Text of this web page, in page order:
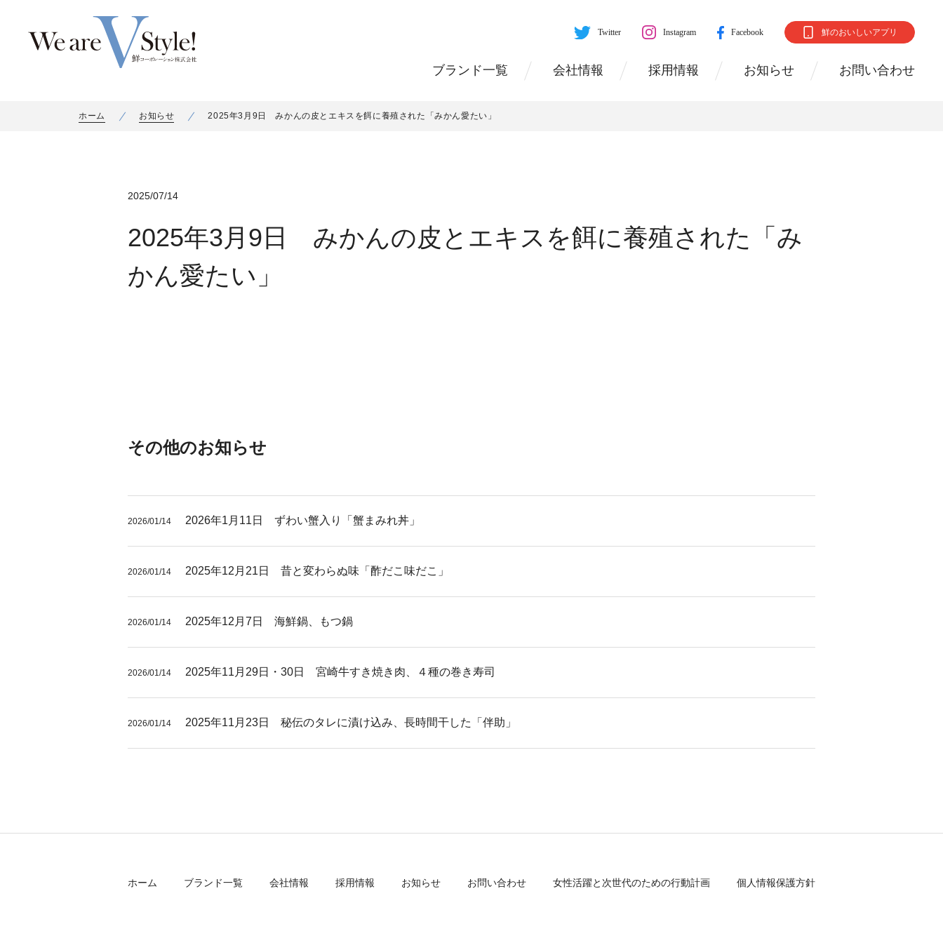
Twitter Instagram Facebook 鮮のおいしいアプリ
ブランド一覧 会社情報 採用情報 お知らせ お問い合わせ
ホーム お知らせ 2025年3月9日 みかんの皮とエキスを餌に養殖された「みかん愛たい」
2025/07/14
2025年3月9日 みかんの皮とエキスを餌に養殖された「み
かん愛たい」
その他のお知らせ
2026/01/14 2026年1月11日 ずわい蟹入り「蟹まみれ丼」
2026/01/14 2025年12月21日 昔と変わらぬ味「酢だこ味だこ」
2026/01/14 2025年12月7日 海鮮鍋、もつ鍋
2026/01/14 2025年11月29日・30日 宮崎牛すき焼き肉、４種の巻き寿司
2026/01/14 2025年11月23日 秘伝のタレに漬け込み、長時間干した「伴助」
ホーム ブランド一覧 会社情報 採用情報 お知らせ お問い合わせ 女性活躍と次世代のための行動計画 個人情報保護方針